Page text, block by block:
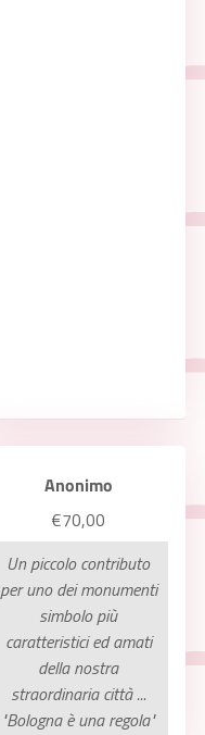
Anonimo
€70,00
Un piccolo contributo
per uno dei monumenti
simbolo più
caratteristici ed amati
della nostra
straordinaria città ...
"Bologna è una regola"